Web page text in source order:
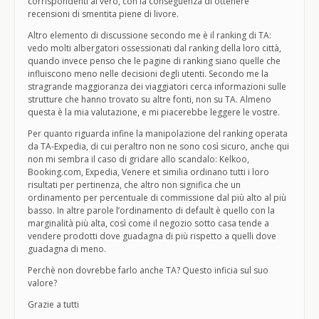
recensioni di smentita piene di livore.
Altro elemento di discussione secondo me è il ranking di TA:
vedo molti albergatori ossessionati dal ranking della loro città,
quando invece penso che le pagine di ranking siano quelle che
influiscono meno nelle decisioni degli utenti. Secondo me la
stragrande maggioranza dei viaggiatori cerca informazioni sulle
strutture che hanno trovato su altre fonti, non su TA. Almeno
questa è la mia valutazione, e mi piacerebbe leggere le vostre.
Per quanto riguarda infine la manipolazione del ranking operata
da TA-Expedia, di cui peraltro non ne sono così sicuro, anche qui
non mi sembra il caso di gridare allo scandalo: Kelkoo,
Booking.com, Expedia, Venere et similia ordinano tutti i loro
risultati per pertinenza, che altro non significa che un
ordinamento per percentuale di commissione dal più alto al più
basso. In altre parole l’ordinamento di default è quello con la
marginalità più alta, così come il negozio sotto casa tende a
vendere prodotti dove guadagna di più rispetto a quelli dove
guadagna di meno.
Perchè non dovrebbe farlo anche TA? Questo inficia sul suo
valore?
Grazie a tutti